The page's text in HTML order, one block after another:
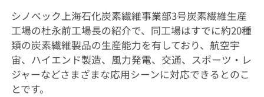
シノペック上海石化炭素繊維事業部3号炭素繊維生産
工場の杜永前工場長の紹介で、同工場はすでに約20種
類の炭素繊維製品の生産能力を有しており、航空宇
宙、ハイエンド製造、風力発電、交通、スポーツ・レ
ジャーなどさまざまな応用シーンに対応できるとのこ
とです。